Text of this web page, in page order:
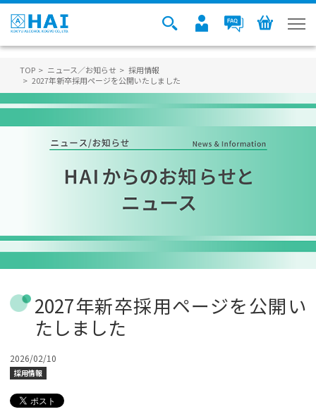
TOP ニュース／お知らせ
採用情報
2027年新卒採用ページを公開いたしました
2027年新卒採用ページを公開い
たしました
2026/02/10
採用情報